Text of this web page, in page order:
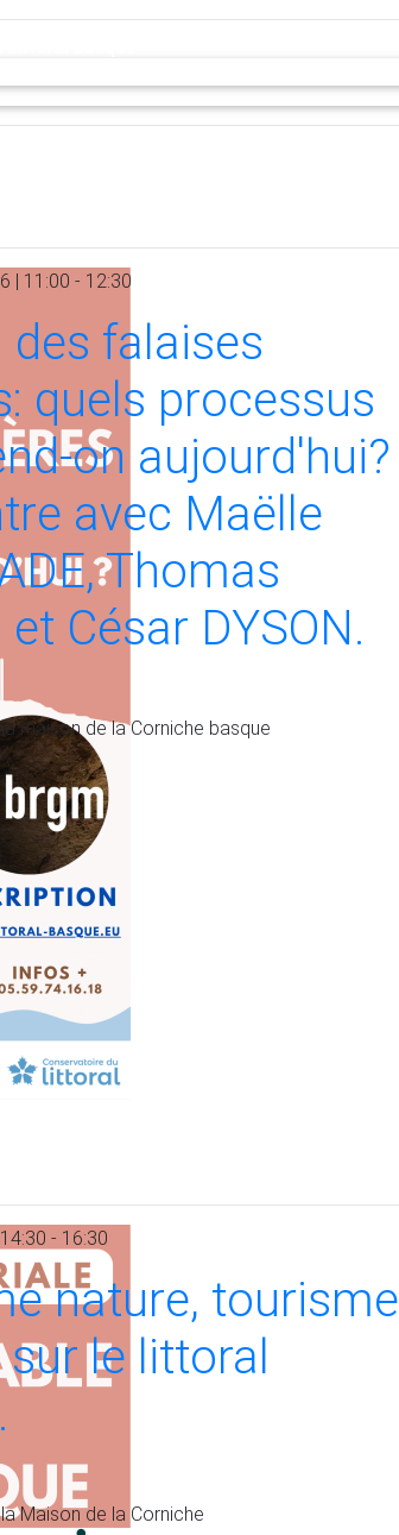
| 11:00 - 12:30
des falaises
quels processus
on aujourd'hui?
avec Maëlle
Thomas
et César DYSON.
maison de la Corniche basque
- 16:30
nature, tourisme
le littoral
Maison de la Corniche